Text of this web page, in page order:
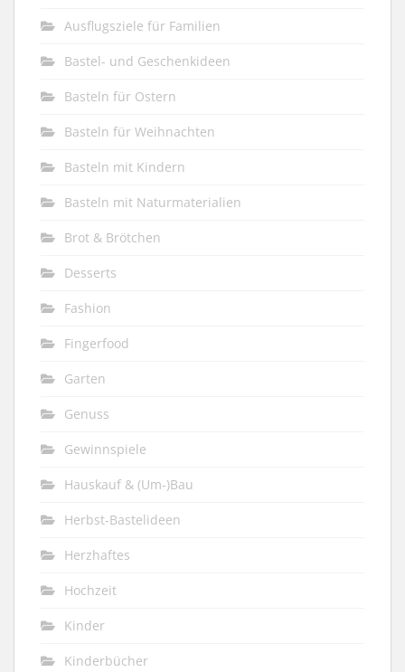
Ausflugsziele für Familien
Bastel- und Geschenkideen
Basteln für Ostern
Basteln für Weihnachten
Basteln mit Kindern
Basteln mit Naturmaterialien
Brot & Brötchen
Desserts
Fashion
Fingerfood
Garten
Genuss
Gewinnspiele
Hauskauf & (Um-)Bau
Herbst-Bastelideen
Herzhaftes
Hochzeit
Kinder
Kinderbücher